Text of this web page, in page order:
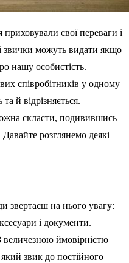
свої переваги і
звички можуть видати якщо
нашу особистість.
співробітників у одному
й відрізняється.
скласти, подивившись
Давайте розглянемо деякі
звертаєш на нього увагу:
і документи.
ймовірністю
звик до постійного